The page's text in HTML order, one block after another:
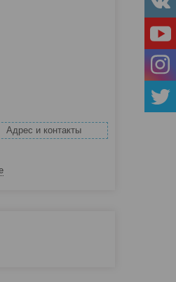
Адрес и контакты